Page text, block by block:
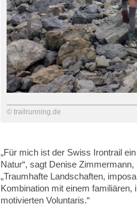
© trailrunning.de
„Für mich ist der Swiss Irontrail
Natur“, sagt Denise
„Traumhafte Landschaften,
Kombination mit einem
motivierten Voluntaris.“